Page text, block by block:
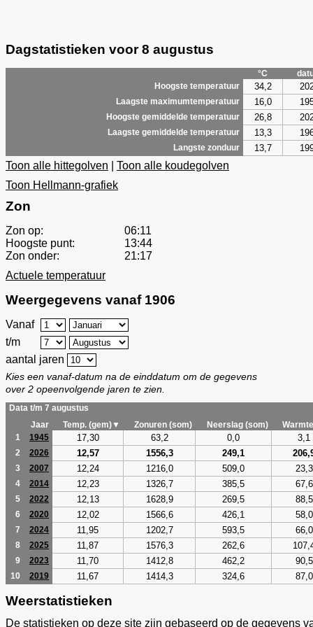
Dagstatistieken voor 8 augustus
°C
Hoogste temperatuur
34,2
Laagste maximumtemperatuur 16,0
Hoogste gemiddelde temperatuur 26,8
Laagste gemiddelde temperatuur 13,3
Langste zonduur 13,7
Toon alle hittegolven
Toon alle koudegolven
Toon Hellmann-grafiek
Zon
Zon op:
06:11
Hoogste punt:
13:44
Zon onder:
21:17
Actuele temperatuur
Weergegevens vanaf 1906
Vanaf
t/m
aantal jaren
Kies een vanaf-datum na de einddatum om de gegevens
over 2 opeenvolgende jaren te zien.
Data t/m 7 augustus
Jaar
Temp. (gem)▼ Zonuren (som) Neerslag (som)
1
1945 17,30 63,2 0,0 3,1
2 2026 12,57 1556,3 249,1
3 2007 12,24 1216,0 509,0 23,3
4 2014 12,23 1326,7 385,5 67,6
5 2022 12,13 1628,9 269,5 88,5
6 2020 12,02 1566,6 426,1 58,0
7 2024 11,95 1202,7 593,5 66,0
8 2025 11,87 1576,3 262,6
9 2023 11,70 1412,8 462,2 90,5
10 2019 11,67 1414,3 324,6 87,0
Weerstatistieken
De statistieken op deze site zijn gebaseerd op de gegevens